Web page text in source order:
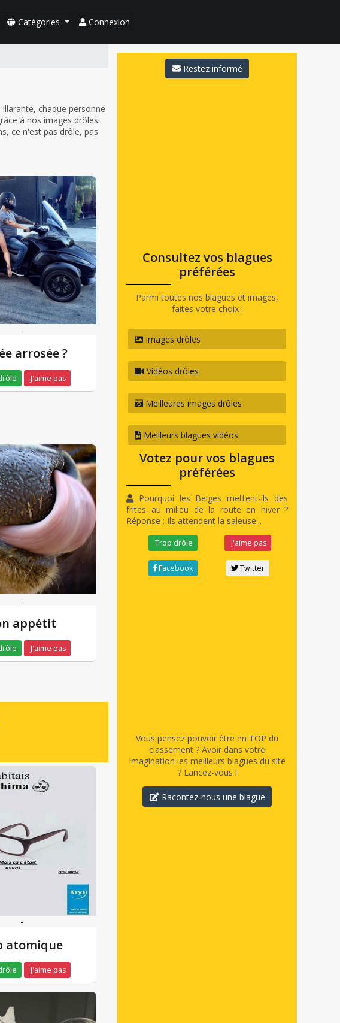
Catégories Connexion
chaque personne
à nos images drôles.
ce n'est pas drôle, pas
-
arrosée ?
J'aime pas
-
appétit
J'aime pas
-
atomique
J'aime pas
Restez informé
Consultez vos blagues
préférées
Parmi toutes nos blagues et images,
faites votre choix :
Images drôles
Vidéos drôles
Meilleures images drôles
Meilleurs blagues vidéos
Votez pour vos blagues
préférées
Pourquoi les Belges mettent-ils des
frites au milieu de la route en hiver ?
Réponse : Ils attendent la saleuse...
Trop drôle
Facebook
J'aime pas
Twitter
Vous pensez pouvoir être en TOP du
classement ? Avoir dans votre
imagination les meilleurs blagues du site
? Lancez-vous !
Racontez-nous une blague